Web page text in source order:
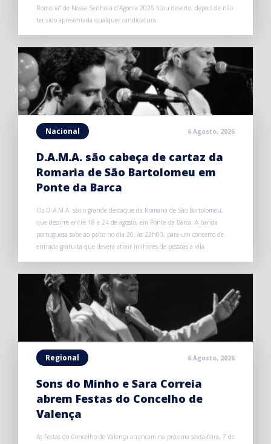
Romaria” de Nossa Senhora d’Agonia 2026 ficou deserto, depois de não
ter sido apresentada qualquer candidatura.
Nacional 6 Agosto, 2026
D.A.M.A. são cabeça de cartaz da
Romaria de São Bartolomeu em
Ponte da Barca
Os D.A.M.A. são o grande destaque da Romaria de São Bartolomeu,
que decorre entre 18 e 24 de agosto, em Ponte da Barca. A banda
portuguesa sobe ao palco no dia 20, às 23h00, para um concerto de
entrada gratuita que deverá atrair milhares de pessoas à vila.
Regional 6 Agosto, 2026
Sons do Minho e Sara Correia
abrem Festas do Concelho de
Valença
As Festas do Concelho de Valença arrancam na próxima sexta-feira, 7 de